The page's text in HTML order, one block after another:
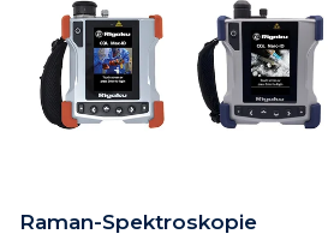
Raman-Spektroskopie